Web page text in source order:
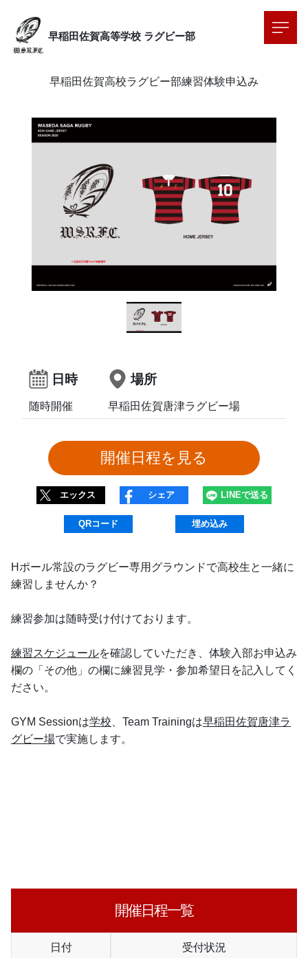
早稲田佐賀高等学校 ラグビー部
早稲田佐賀高校ラグビー部練習体験申込み
日時 場所
随時開催 早稲田佐賀唐津ラグビー場
エックス シェア LINEで送る
QRコード 埋め込み
Hポール常設のラグビー専用グラウンドで高校生と一緒に
練習しませんか？
練習参加は随時受け付けております。
練習スケジュールを確認していただき、体験入部お申込み
欄の「その他」の欄に練習見学・参加希望日を記入してく
ださい。
GYM Sessionは学校 、Team Trainingは早稲田佐賀唐津ラ
グビー場で実施します。
開催日程一覧
日付
受付状況